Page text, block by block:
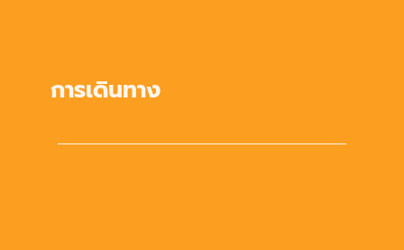
การเดินทาง